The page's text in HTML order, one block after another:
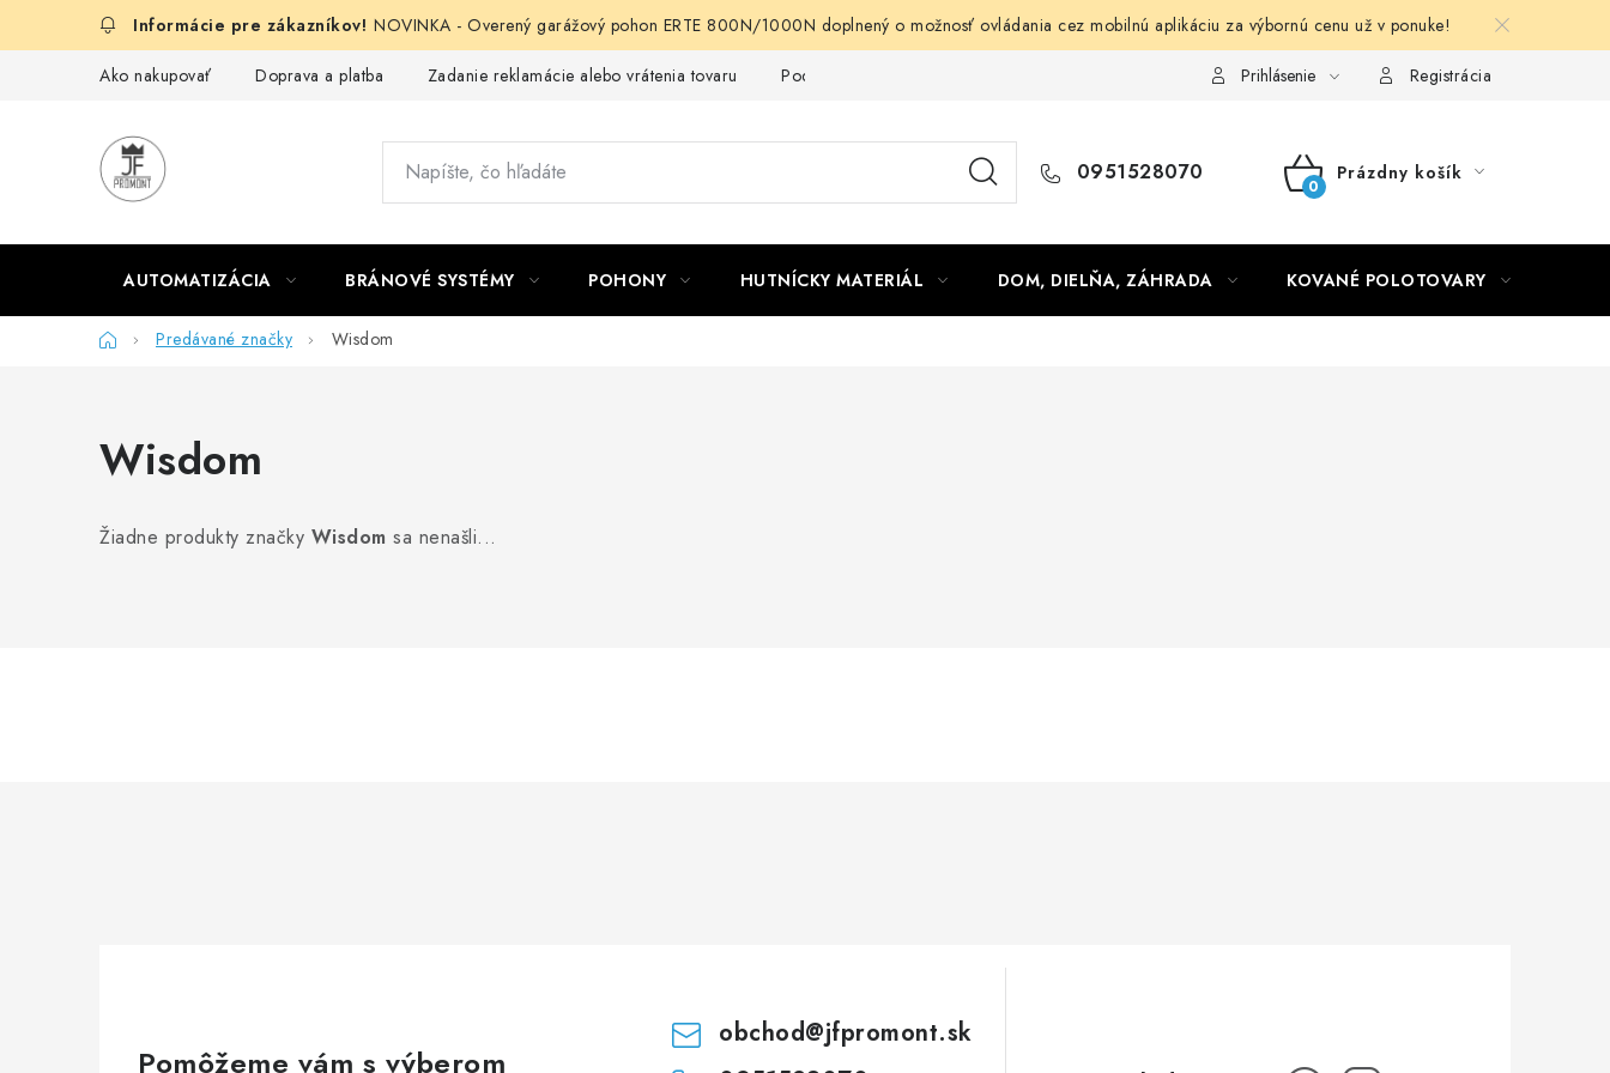
NOVINKA - Overený garážový pohon ERTE 800N/1000N doplnený o možnosť ovládania cez mobilnú aplikáciu za výbornú cenu už v ponuke!
Ako nakupovať Doprava a platba Zadanie reklamácie alebo vrátenia tovaru Podmienky ochrany osobných údajov Obchodné podmienkyPrihlásenie Registrácia
0951528070
NÁKUPNÝ
Prázdny košík
AUTOMATIZÁCIA BRÁNOVÉ SYSTÉMY POHONY HUTNÍCKY MATERIÁL DOM, DIELŇA, ZÁHRADA KOVANÉ POLOTOVARY
DomovPredávané značky Wisdom
Wisdom
Žiadne produkty značky Wisdom sa nenašli...
Pomôžeme vám s výberom
obchod@jfpromont.sk